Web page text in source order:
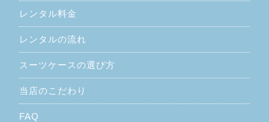
レンタル料金
レンタルの流れ
スーツケースの選び方
当店のこだわり
FAQ